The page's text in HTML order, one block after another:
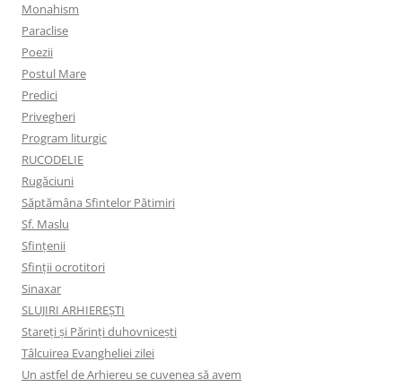
Monahism
Paraclise
Poezii
Postul Mare
Predici
Privegheri
Program liturgic
RUCODELIE
Rugăciuni
Săptămâna Sfintelor Pătimiri
Sf. Maslu
Sfințenii
Sfinții ocrotitori
Sinaxar
SLUJIRI ARHIEREȘTI
Stareți și Părinți duhovnicești
Tâlcuirea Evangheliei zilei
Un astfel de Arhiereu se cuvenea să avem